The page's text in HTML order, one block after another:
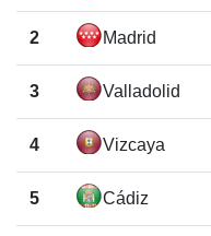
2 Madrid
3 Valladolid
4 Vizcaya
5 Cádiz